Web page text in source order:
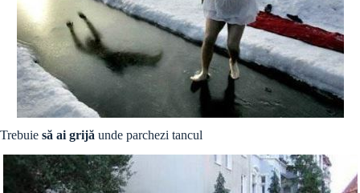
Trebuie să ai grijă unde parchezi tancul